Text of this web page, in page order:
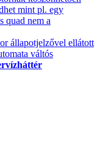
mint pl. egy
quad nem a
állapotjelzővel ellátott
váltós